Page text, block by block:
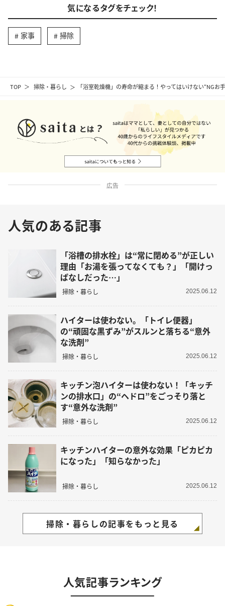
TOP 掃除・暮らし 「浴室乾燥機」の寿命が縮まる！やってはいけない“NGお
気になるタグをチェック！
家事 掃除
広告
人気のある記事
「浴槽の排水栓」は“常に閉める”が正しい
理由「お湯を張ってなくても？」「開けっ
ぱなしだった…」
掃除・暮らし 2025.06.12
ハイターは使わない。「トイレ便器」
の“頑固な黒ずみ”がスルンと落ちる“意外
な洗剤”
掃除・暮らし 2025.06.12
キッチン泡ハイターは使わない！「キッチ
ンの排水口」の“ヘドロ”をごっそり落と
す“意外な洗剤”
掃除・暮らし 2025.06.12
キッチンハイターの意外な効果「ピカピカ
になった」「知らなかった」
掃除・暮らし 2025.06.12
掃除・暮らしの記事をもっと見る
人気記事ランキング